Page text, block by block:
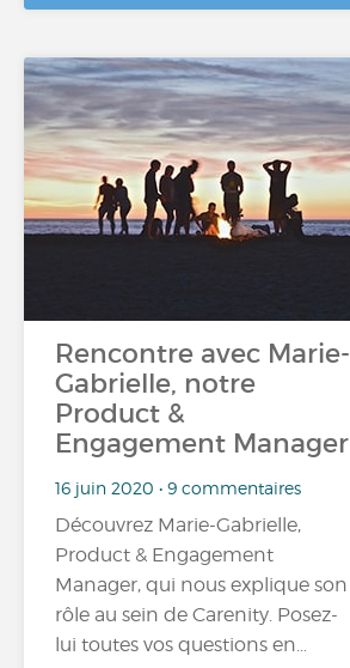
Rencontre avec Marie-
Gabrielle, notre
Product &
Engagement Manager
16 juin 2020 • 9 commentaires
Découvrez Marie-Gabrielle,
Product & Engagement
Manager, qui nous explique son
rôle au sein de Carenity. Posez-
lui toutes vos questions en…